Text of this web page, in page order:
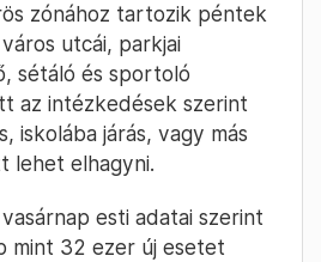
zónához tartozik péntek
utcái, parkjai
sétáló és sportoló
az intézkedések szerint
iskolába járás, vagy más
lehet elhagyni.
esti adatai szerint
mint 32 ezer új esetet